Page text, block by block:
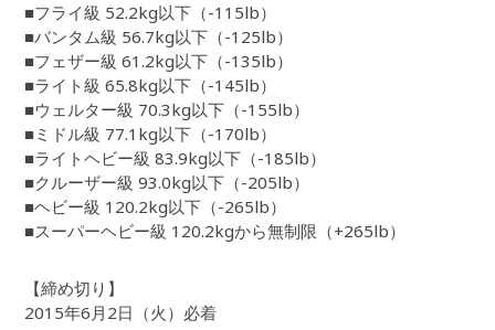
■フライ級 52.2kg以下（-115lb）
■バンタム級 56.7kg以下（-125lb）
■フェザー級 61.2kg以下（-135lb）
■ライト級 65.8kg以下（-145lb）
■ウェルター級 70.3kg以下（-155lb）
■ミドル級 77.1kg以下（-170lb）
■ライトヘビー級 83.9kg以下（-185lb）
■クルーザー級 93.0kg以下（-205lb）
■ヘビー級 120.2kg以下（-265lb）
■スーパーヘビー級 120.2kgから無制限（+265lb）
【締め切り】
2015年6月2日（火）必着